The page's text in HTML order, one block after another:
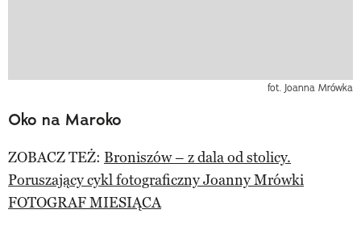
fot. Joanna Mrówka
Oko na Maroko
ZOBACZ TEŻ: Broniszów – z dala od stolicy.
Poruszający cykl fotograficzny Joanny Mrówki
FOTOGRAF MIESIĄCA